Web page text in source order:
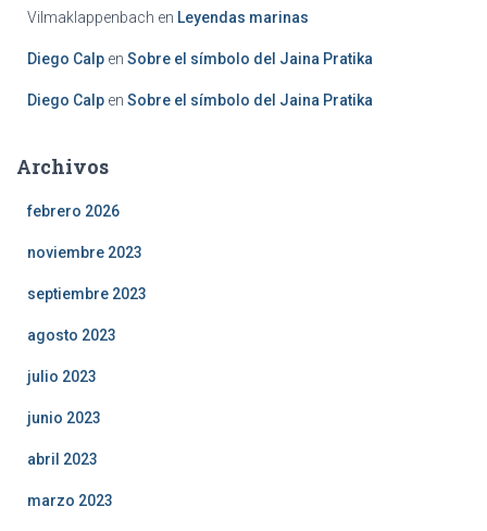
Vilmaklappenbach en Leyendas marinas
Diego Calp en Sobre el símbolo del Jaina Pratika
Diego Calp en Sobre el símbolo del Jaina Pratika
Archivos
febrero 2026
noviembre 2023
septiembre 2023
agosto 2023
julio 2023
junio 2023
abril 2023
marzo 2023